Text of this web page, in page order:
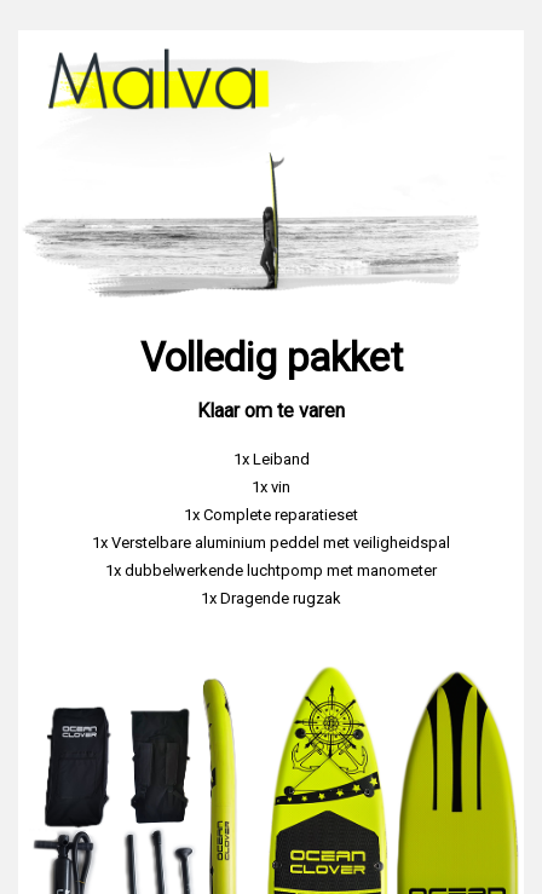
Volledig pakket
Klaar om te varen
1x Leiband
1x vin
1x Complete reparatieset
1x Verstelbare aluminium peddel met veiligheidspal
1x dubbelwerkende luchtpomp met manometer
1x Dragende rugzak